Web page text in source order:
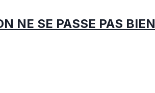
NE SE PASSE PAS BIEN